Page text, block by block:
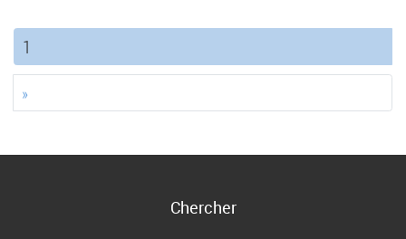
1
»
Chercher